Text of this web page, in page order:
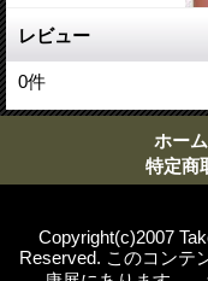
レビュー
0件
ホーム
特定商
Copyright(c)2007
Reserved. このコンテ